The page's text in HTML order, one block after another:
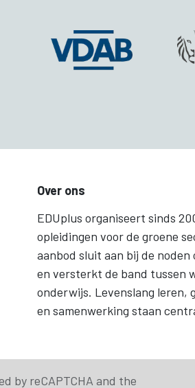
Over ons
EDUplus organiseert sinds
opleidingen voor de groene
aanbod sluit aan bij de
en versterkt de band tussen
onderwijs. Levenslang leren,
en samenwerking staan
by reCAPTCHA and the